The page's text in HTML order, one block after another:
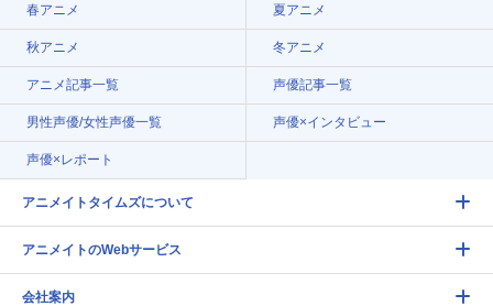
春アニメ 夏アニメ
秋アニメ 冬アニメ
アニメ記事一覧 声優記事一覧
男性声優/女性声優一覧 声優×インタビュー
声優×レポート
アニメイトタイムズについて
アニメイトのWebサービス
会社案内